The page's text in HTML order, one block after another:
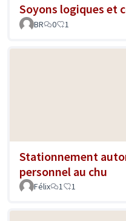
Soyons logiques et
BR
0 1
Stationnement
personnel au chu
Félix 1 1